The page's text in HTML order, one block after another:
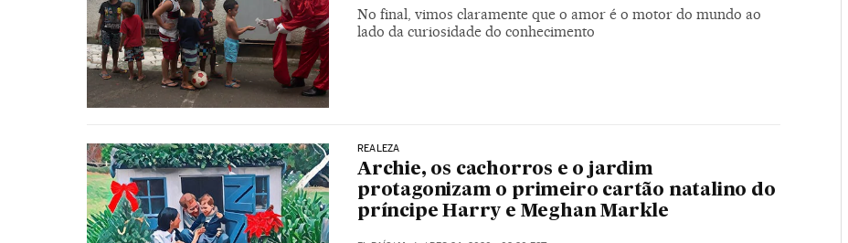
No final, vimos claramente que o amor é o motor do mundo ao
lado da curiosidade do conhecimento
REALEZA
Archie, os cachorros e o jardim
protagonizam o primeiro cartão natalino do
príncipe Harry e Meghan Markle